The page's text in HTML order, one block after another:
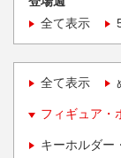
全て表示
全て表示
フィギュア・
キーホルダー